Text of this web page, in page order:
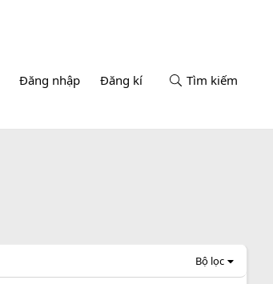
Đăng nhập Đăng kí Tìm kiếm
Bộ lọc